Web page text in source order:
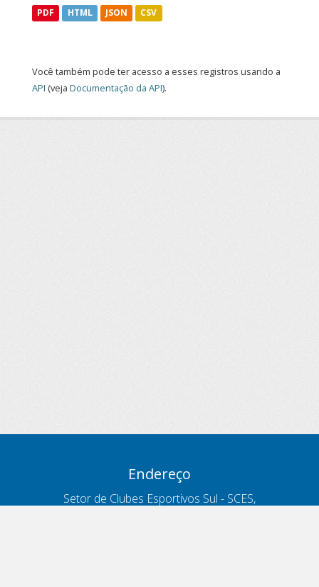
PDF HTML JSON CSV
Você também pode ter acesso a esses registros usando a
API (veja Documentação da API).
Endereço
Setor de Clubes Esportivos Sul - SCES,